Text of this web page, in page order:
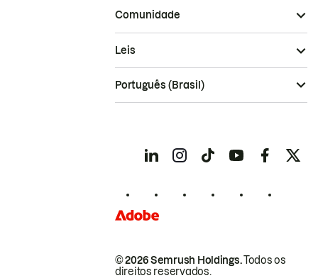
Comunidade
© 2026 Semrush Holdings.Todos os
direitos reservados.
Leis
Português (Brasil)